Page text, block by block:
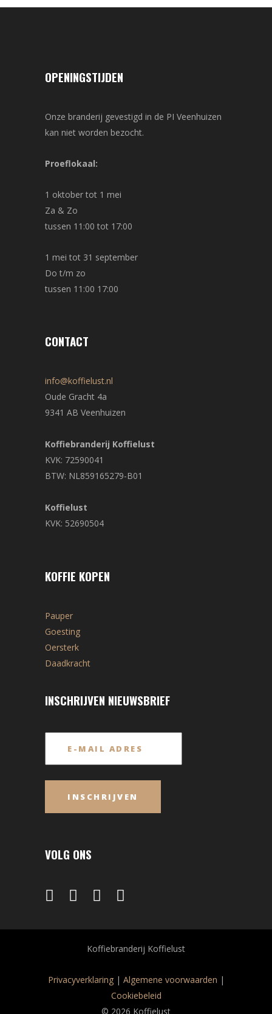
OPENINGSTIJDEN
Onze branderij gevestigd in de PI Veenhuizen
kan niet worden bezocht.
Proeflokaal:
1 oktober tot 1 mei
Za & Zo
tussen 11:00 tot 17:00
1 mei tot 31 september
Do t/m zo
tussen 11:00 17:00
CONTACT
info@koffielust.nl
Oude Gracht 4a
9341 AB Veenhuizen
Koffiebranderij Koffielust
KVK: 72590041
BTW: NL859165279-B01
Koffielust
KVK: 52690504
KOFFIE KOPEN
Pauper
Goesting
Oersterk
Daadkracht
INSCHRIJVEN NIEUWSBRIEF
VOLG ONS
Koffiebranderij Koffielust
Privacyverklaring| Algemene voorwaarden |
Cookiebeleid
© 2026 Koffielust